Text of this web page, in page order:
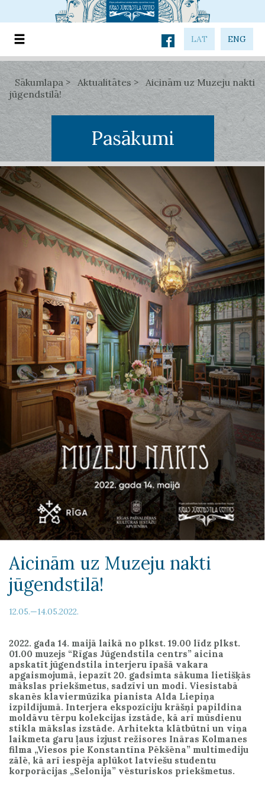
LAT ENG
Sākumlapa Aktualitātes
Aicinām uz Muzeju nakti
jūgendstilā!
Pasākumi
Aicinām uz Muzeju nakti
jūgendstilā!
12.05.—14.05.2022.
2022. gada 14. maijā laikā no plkst. 19.00 līdz plkst.
01.00 muzejs “Rīgas Jūgendstila centrs” aicina
apskatīt jūgendstila interjeru īpašā vakara
apgaismojumā, iepazīt 20. gadsimta sākuma lietišķās
mākslas priekšmetus, sadzīvi un modi. Viesistabā
skanēs klaviermūzika pianista Alda Liepiņa
izpildījumā. Interjera ekspozīciju krāšņi papildina
moldāvu tērpu kolekcijas izstāde, kā arī mūsdienu
stikla mākslas izstāde. Arhitekta klātbūtni un viņa
laikmeta garu ļaus izjust režisores Ināras Kolmanes
filma „Viesos pie Konstantīna Pēkšēna” multimediju
zālē, kā arī iespēja aplūkot latviešu studentu
korporācijas „Selonija” vēsturiskos priekšmetus.